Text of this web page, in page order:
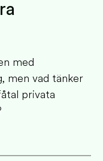
med
men vad tänker
privata